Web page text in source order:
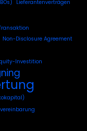
Lieferantenverträgen
Non-Disclosure Agreement
Investition